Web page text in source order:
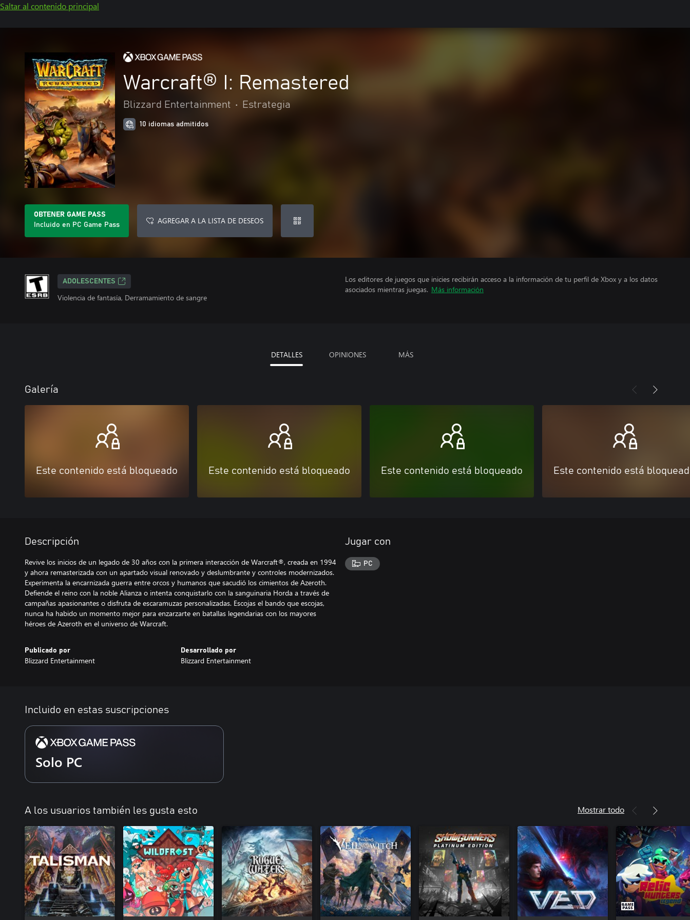
Saltar al contenido principal
Warcraft® I: Remastered
Blizzard Entertainment • Estrategia
10 idiomas admitidos
OBTENER GAME PASS
Incluido en PC Game Pass
AGREGAR A LA LISTA DE DESEOS
ADOLESCENTES
Violencia de fantasía, Derramamiento de sangre
Los editores de juegos que inicies recibirán acceso a la información de tu perfil de Xbox y a los datos
asociados mientras juegas. Más información
DETALLES OPINIONES MÁS
Galería
Este contenido está bloqueado Este contenido está bloqueado Este contenido está bloqueado Este contenido está
Descripción
Revive los inicios de un legado de 30 años con la primera interacción de Warcraft®, creada en 1994
y ahora remasterizada con un apartado visual renovado y deslumbrante y controles modernizados.
Experimenta la encarnizada guerra entre orcos y humanos que sacudió los cimientos de Azeroth.
Defiende el reino con la noble Alianza o intenta conquistarlo con la sanguinaria Horda a través de
campañas apasionantes o disfruta de escaramuzas personalizadas. Escojas el bando que escojas,
nunca ha habido un momento mejor para enzarzarte en batallas legendarias con los mayores
héroes de Azeroth en el universo de Warcraft.
Publicado por
Blizzard Entertainment
Desarrollado por
Blizzard Entertainment
Jugar con
PC
Incluido en estas suscripciones
Solo PC
A los usuarios también les gusta esto Mostrar todo